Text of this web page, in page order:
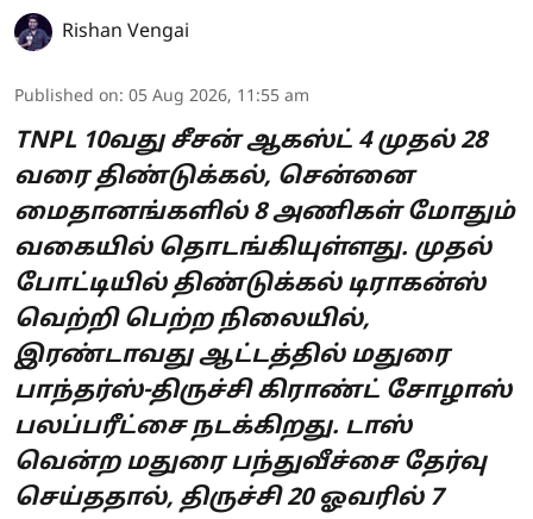
Rishan Vengai
Published on: 05 Aug 2026, 11:55 am
TNPL 10வது சீசன் ஆகஸ்ட் 4 முதல் 28
வரை திண்டுக்கல், சென்னை
மைதானங்களில் 8 அணிகள் மோதும்
வகையில் தொடங்கியுள்ளது. முதல்
போட்டியில் திண்டுக்கல் டிராகன்ஸ்
வெற்றி பெற்ற நிலையில்,
இரண்டாவது ஆட்டத்தில் மதுரை
பாந்தர்ஸ்-திருச்சி கிராண்ட் சோழாஸ்
பலப்பரீட்சை நடக்கிறது. டாஸ்
வென்ற மதுரை பந்துவீச்சை தேர்வு
செய்ததால், திருச்சி 20 ஓவரில் 7